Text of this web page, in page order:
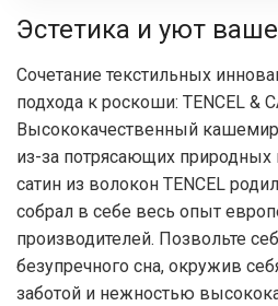
Эстетика и уют
Сочетание текстильных
подхода к роскоши: TENCEL &
Высококачественный
из-за потрясающих природных
сатин из волокон TENCEL
собрал в себе весь опыт
производителей. Позвольте
безупречного сна, окружив
заботой и нежностью